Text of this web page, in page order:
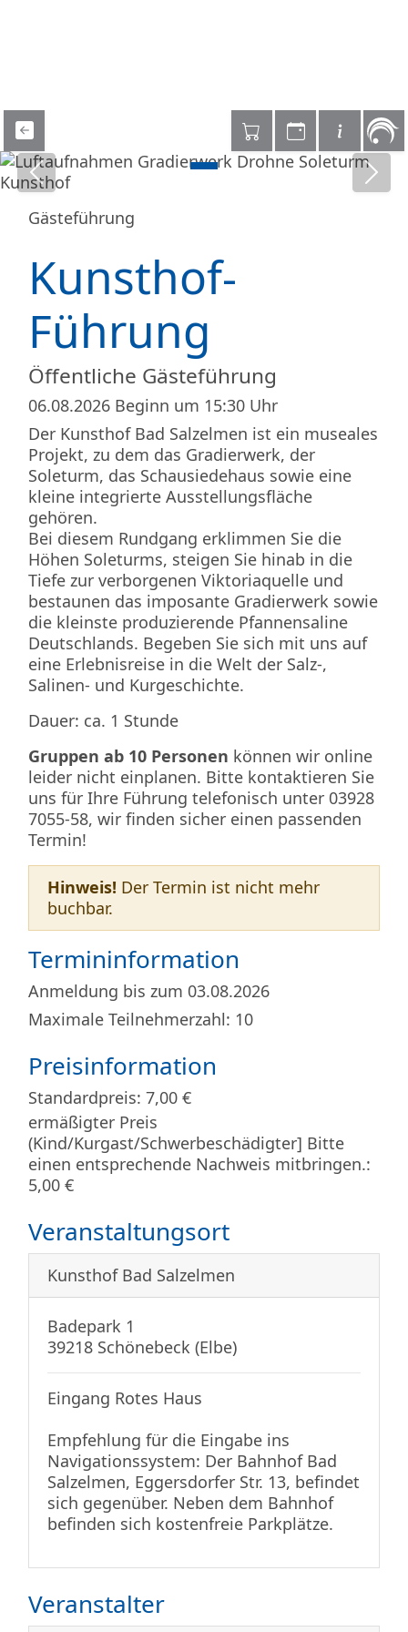
Vorheriges Bild
Gästeführung
Kunsthof-
Führung
Öffentliche Gästeführung
06.08.2026 Beginn um 15:30 Uhr
Der Kunsthof Bad Salzelmen ist ein museales
Projekt, zu dem das Gradierwerk, der
Soleturm, das Schausiedehaus sowie eine
kleine integrierte Ausstellungsfläche
gehören.
Bei diesem Rundgang erklimmen Sie die
Höhen Soleturms, steigen Sie hinab in die
Tiefe zur verborgenen Viktoriaquelle und
bestaunen das imposante Gradierwerk sowie
die kleinste produzierende Pfannensaline
Deutschlands. Begeben Sie sich mit uns auf
eine Erlebnisreise in die Welt der Salz-,
Salinen- und Kurgeschichte.
Dauer: ca. 1 Stunde
Gruppen ab 10 Personen können wir online
leider nicht einplanen. Bitte kontaktieren Sie
uns für Ihre Führung telefonisch unter 03928
7055-58, wir finden sicher einen passenden
Termin!
Hinweis! Der Termin ist nicht mehr
buchbar.
Termininformation
Anmeldung bis zum 03.08.2026
Maximale Teilnehmerzahl: 10
Preisinformation
Standardpreis: 7,00 €
ermäßigter Preis
(Kind/Kurgast/Schwerbeschädigter] Bitte
einen entsprechende Nachweis mitbringen.:
5,00 €
Veranstaltungsort
Kunsthof Bad Salzelmen
Badepark 1
39218 Schönebeck (Elbe)
Eingang Rotes Haus
Empfehlung für die Eingabe ins
Navigationssystem: Der Bahnhof Bad
Salzelmen, Eggersdorfer Str. 13, befindet
sich gegenüber. Neben dem Bahnhof
befinden sich kostenfreie Parkplätze.
Veranstalter